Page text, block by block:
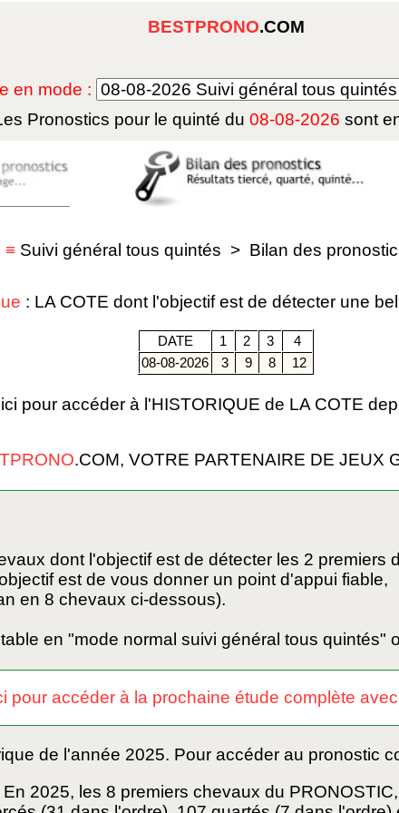
BESTPRONO.COM
en mode :
Pronostics pour le quinté du 08-08-2026 sont
≡ Suivi général tous quintés > Bilan des
: LA COTE dont l'objectif est de détecter une
DATE 1 2 3
4
08-08-2026
3 9 8 12
pour accéder à l'HISTORIQUE de LA COTE
.COM, VOTRE PARTENAIRE DE JEUX
dont l'objectif est de détecter les 2 premiers
est de vous donner un point d'appui fiable,
en 8 chevaux ci-dessous).
en "mode normal suivi général tous quintés"
pour accéder à la prochaine étude complète
de l'année 2025. Pour accéder au pronostic
En 2025, les 8 premiers chevaux du